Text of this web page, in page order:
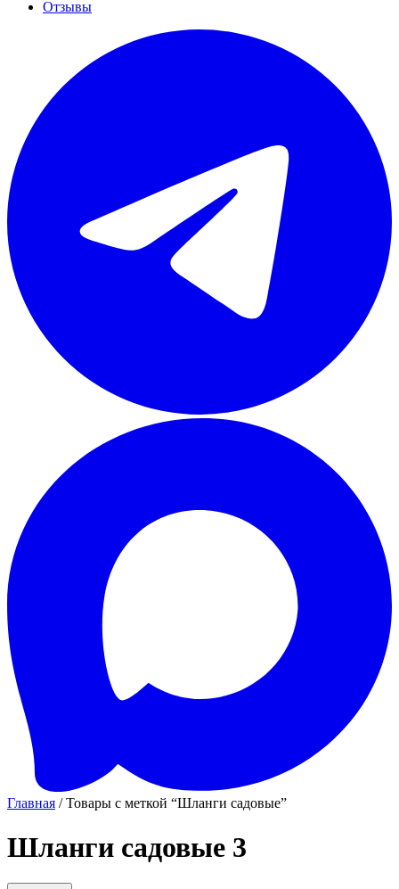
Отзывы
Главная / Товары с меткой “Шланги садовые”
Шланги садовые 3